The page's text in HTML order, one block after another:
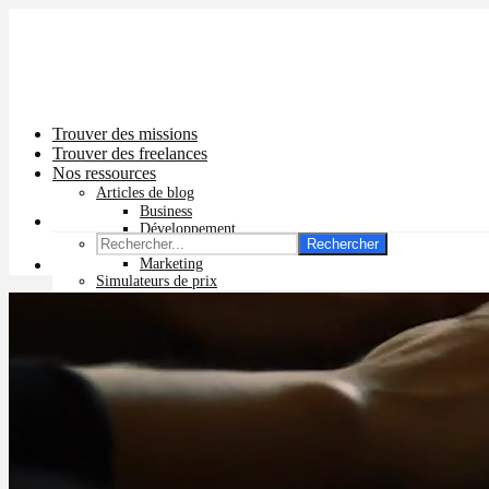
Trouver des missions
Trouver des freelances
Nos ressources
Articles de blog
Business
Développement
Graphisme
Marketing
Simulateurs de prix
Prix pub Instagram
Prix logiciel
Prix chatbot
Rechercher